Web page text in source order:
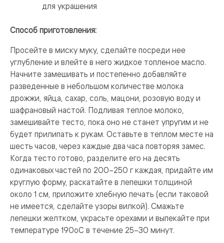
для украшения
Способ приготовления:
Просейте в миску муку, сделайте посреди нее
углубление и влейте в него жидкое топленое масло.
Начните замешивать и постепенно добавляйте
разведенные в небольшом количестве молока
дрожжи, яйца, сахар, соль, мацони, розовую воду и
шафрановый настой. Подливая теплое молоко,
замешивайте тесто, пока оно не станет упругим и не
будет прилипать к рукам. Оставьте в теплом месте на
шесть часов, через каждые два часа повторяя замес.
Когда тесто готово, разделите его на десять
одинаковых частей по 200–250 г каждая, придайте им
круглую форму, раскатайте в лепешки толщиной
около 1 см, приложите хлебную печать (если таковой
не имеется, сделайте узоры вилкой). Смажьте
лепешки желтком, украсьте орехами и выпекайте при
температуре 190оС в течение 25–30 минут.